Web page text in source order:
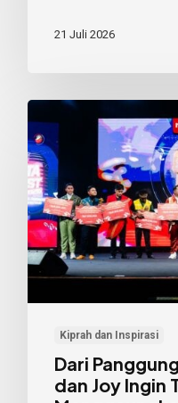
21 Juli 2026
Kiprah dan Inspirasi
Panggung
Gita
Fest,
Izat
dan
Joy
Menggaungkan
Nasionalisme
Dari
dan Joy Ingin